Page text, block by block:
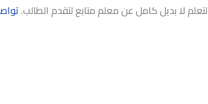
لا بديل كامل عن معلم متابع لتقدم الطالب.